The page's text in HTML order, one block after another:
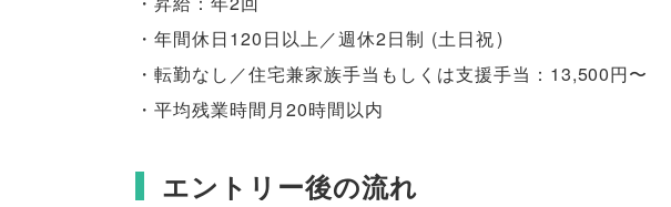
・年間休日120日以上／週休2日制 (土日祝)
・転勤なし／住宅兼家族手当もしくは支援手当：13,500円〜
・平均残業時間月20時間以内
エントリー後の流れ